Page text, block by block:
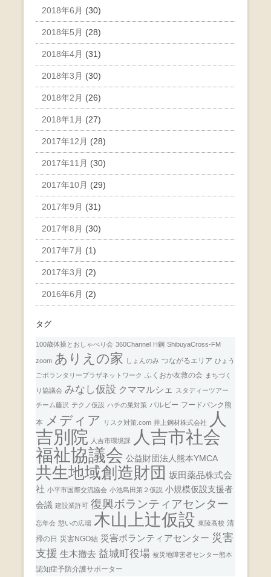
2018年6月 (30)
2018年5月 (28)
2018年4月 (31)
2018年3月 (30)
2018年2月 (26)
2018年1月 (27)
2017年12月 (28)
2017年11月 (30)
2017年10月 (29)
2017年9月 (31)
2017年8月 (30)
2017年7月 (1)
2017年3月 (2)
2016年6月 (2)
タグ
100歳体操とおしゃべり会 360Channel H鋼 ShibuyaCross-FM
zoom ありえの家 しょんのみ つながるエリア ひょう
ごボランタリープラザネットワーク ふくおか友救の会 まちづく
り協議会 みなし仮設 クママルシェ
スタディーツアー
チーム藤沢 テクノ仮設 ハチの巣対策 バルビー フードバンク熊
本 メディア リスク対策.com 井上鋼材株式会社
人
吉別院
人吉市環境課
人吉市社会
福祉協議会 公益財団法人熊本YMCA
共生地域創造財団 坂田薬品株式会
社 小平市国際交流協会 小池島田第２仮説 小規模仮設支援者
会議 建設業許可 復興ボランティアセンター
忘年会 憩いの広場 木山上辻仮設 東陵高校 清
掃の日 災害NGO結 災害ボランティアセンター 災害
支援 生木撤去 益城町役場 被災地障害者センター熊本
認知症予防介護サポーター